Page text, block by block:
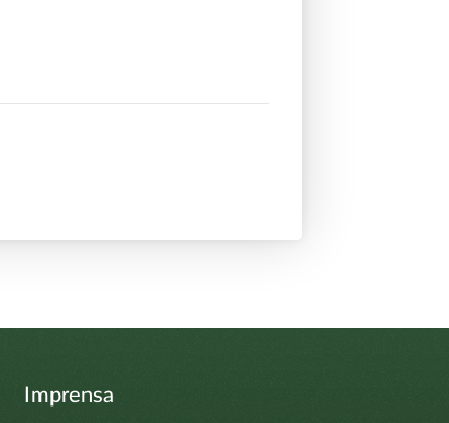
Imprensa